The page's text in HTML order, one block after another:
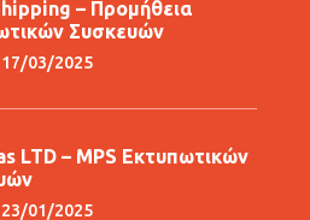
– Προμήθεια
Συσκευών
03/2025
LTD – MPS Εκτυπωτικών
01/2025